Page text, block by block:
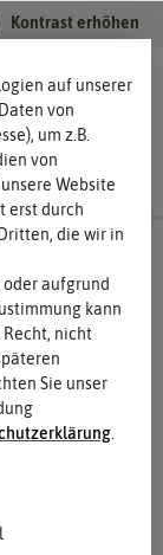
Kontrast erhöhen
0 0
auf unserer
von
um z.B.
von
Website
erst durch
die wir in
aufgrund
kann
nicht
Sie unser
.